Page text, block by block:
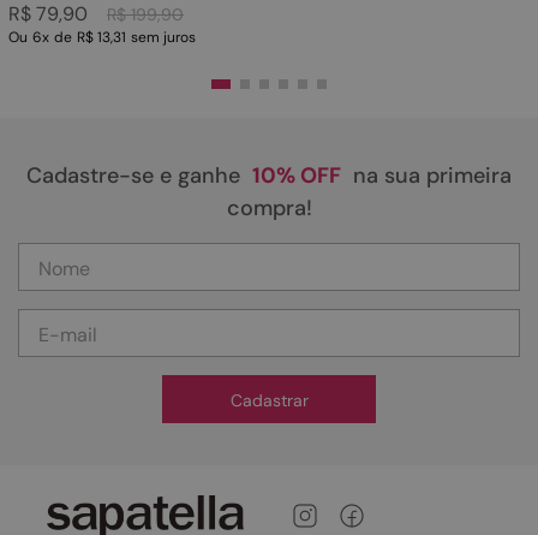
R$ 199,90
R$79,90
Ou 6x de R$ 13,31 sem juros
Cadastre-se e ganhe 10% OFF na sua primeira
compra!
Cadastrar